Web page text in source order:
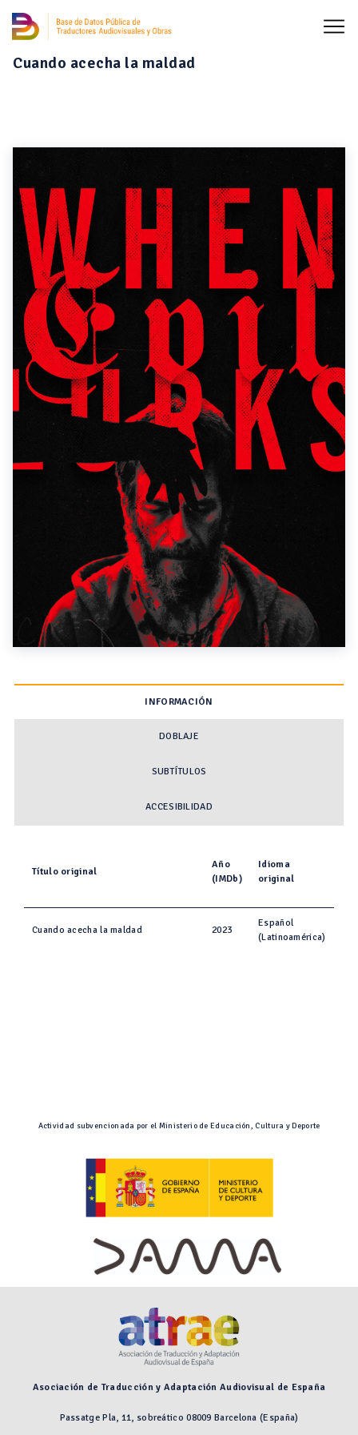
Cuando acecha la maldad
INFORMACIÓN
DOBLAJE
SUBTÍTULOS
ACCESIBILIDAD
Título original
Año
(IMDb)
Idioma
original
Cuando acecha la maldad 2023
Español
(Latinoamérica)
Actividad subvencionada por el Ministerio de Educación, Cultura y Deporte
Asociación de Traducción y Adaptación Audiovisual de España
Passatge Pla, 11, sobreático 08009 Barcelona (España)